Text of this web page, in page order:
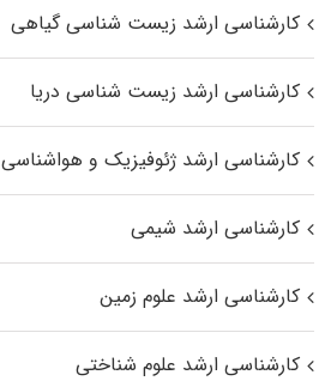
کارشناسی ارشد زیست‌ شناسی گیاهی
کارشناسی ارشد زیست‌ شناسی دریا
کارشناسی ارشد ژئوفیزیک و هواشناسی
کارشناسی ارشد شیمی
کارشناسی ارشد علوم زمین
کارشناسی ارشد علوم شناختی